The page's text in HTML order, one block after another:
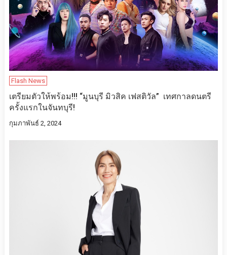
Flash News
เตรียมตัวให้พร้อม!!! “มูนบุรี มิวสิค เฟสติวัล” เทศกาลดนตรี
ครั้งแรกในจันทบุรี!
กุมภาพันธ์ 2, 2024